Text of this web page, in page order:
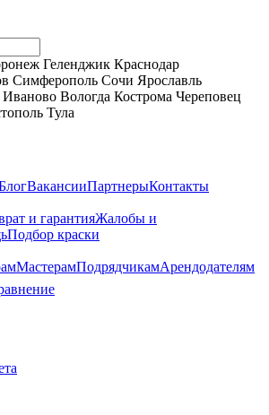
Геленджик Краснодар
Симферополь Сочи Ярославль
Иваново Вологда Кострома Череповец
Тула
ВакансииПартнерыКонтакты
и гарантияЖалобы и
Подбор краски
МастерамПодрядчикамАрендодателям